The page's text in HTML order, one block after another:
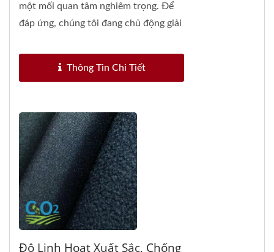
một mối quan tâm nghiêm trọng. Để
đáp ứng, chúng tôi đang chủ động giải
Thông Tin Chi Tiết
Độ Linh Hoạt Xuất Sắc, Chống